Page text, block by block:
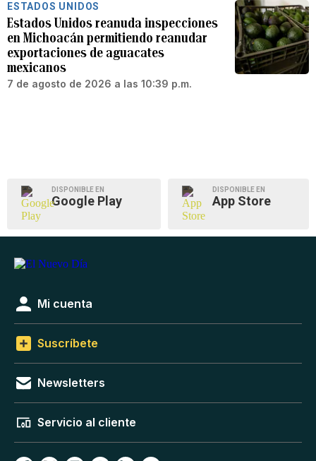
ESTADOS UNIDOS
Estados Unidos reanuda inspecciones
en Michoacán permitiendo reanudar
exportaciones de aguacates
mexicanos
7 de agosto de 2026 a las 10:39 p.m.
DISPONIBLE EN
Google Play
DISPONIBLE EN
App Store
Mi cuenta
Suscríbete
Newsletters
Servicio al cliente